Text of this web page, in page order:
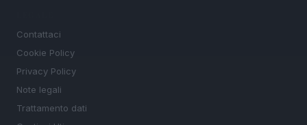
Contattaci
Cookie Policy
Privacy Policy
Note legali
Trattamento dati